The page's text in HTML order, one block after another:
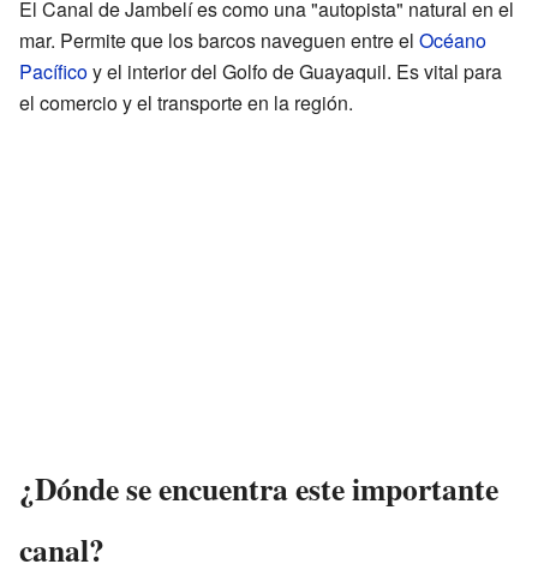
El Canal de Jambelí es como una "autopista" natural en el
mar. Permite que los barcos naveguen entre el Océano
Pacíficoy el interior del Golfo de Guayaquil. Es vital para
el comercio y el transporte en la región.
¿Dónde se encuentra este importante
canal?